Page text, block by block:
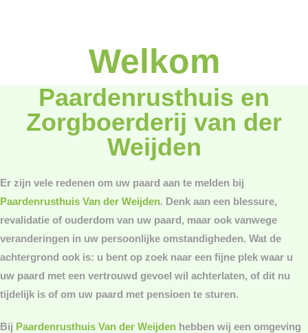
Welkom
Paardenrusthuis en
Zorgboerderij van der
Weijden
Er zijn vele redenen om uw paard aan te melden bij
Paardenrusthuis Van der Weijden. Denk aan een blessure,
revalidatie of ouderdom van uw paard, maar ook vanwege
veranderingen in uw persoonlijke omstandigheden. Wat de
achtergrond ook is: u bent op zoek naar een fijne plek waar u
uw paard met een vertrouwd gevoel wil achterlaten, of dit nu
tijdelijk is of om uw paard met pensioen te sturen.
Bij Paardenrusthuis Van der Weijden hebben wij een omgeving